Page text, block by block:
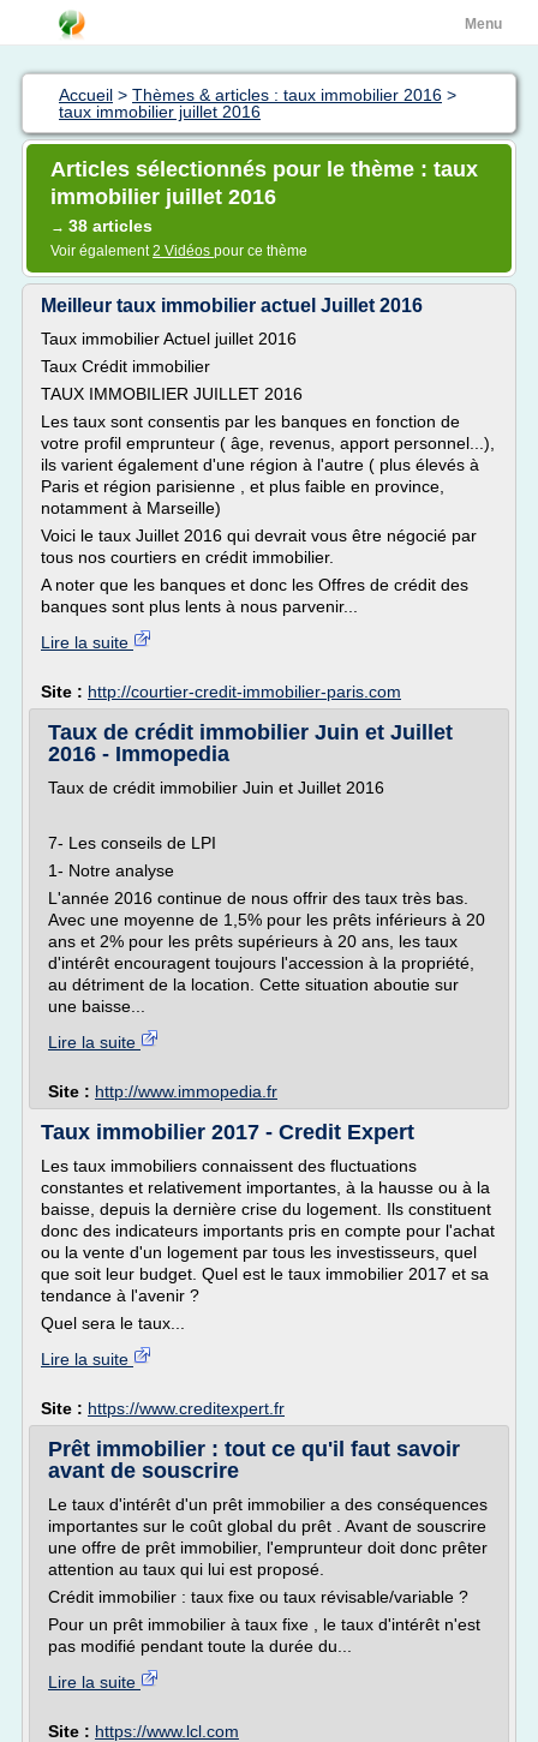
Menu
Accueil > Thèmes & articles : taux immobilier 2016 >
taux immobilier juillet 2016
Articles sélectionnés pour le thème : taux
immobilier juillet 2016
→ 38 articles
Voir également2 Vidéos pour ce thème
Meilleur taux immobilier actuel Juillet 2016
Taux immobilier Actuel juillet 2016
Taux Crédit immobilier
TAUX IMMOBILIER JUILLET 2016
Les taux sont consentis par les banques en fonction de
votre profil emprunteur ( âge, revenus, apport personnel...),
ils varient également d'une région à l'autre ( plus élevés à
Paris et région parisienne , et plus faible en province,
notamment à Marseille)
Voici le taux Juillet 2016 qui devrait vous être négocié par
tous nos courtiers en crédit immobilier.
A noter que les banques et donc les Offres de crédit des
banques sont plus lents à nous parvenir...
Lire la suite
Site : http://courtier-credit-immobilier-paris.com
Taux de crédit immobilier Juin et Juillet
2016 - Immopedia
Taux de crédit immobilier Juin et Juillet 2016
7- Les conseils de LPI
1- Notre analyse
L'année 2016 continue de nous offrir des taux très bas.
Avec une moyenne de 1,5% pour les prêts inférieurs à 20
ans et 2% pour les prêts supérieurs à 20 ans, les taux
d'intérêt encouragent toujours l'accession à la propriété,
au détriment de la location. Cette situation aboutie sur
une baisse...
Lire la suite
Site : http://www.immopedia.fr
Taux immobilier 2017 - Credit Expert
Les taux immobiliers connaissent des fluctuations
constantes et relativement importantes, à la hausse ou à la
baisse, depuis la dernière crise du logement. Ils constituent
donc des indicateurs importants pris en compte pour l'achat
ou la vente d'un logement par tous les investisseurs, quel
que soit leur budget. Quel est le taux immobilier 2017 et sa
tendance à l'avenir ?
Quel sera le taux...
Lire la suite
Site : https://www.creditexpert.fr
Prêt immobilier : tout ce qu'il faut savoir
avant de souscrire
Le taux d'intérêt d'un prêt immobilier a des conséquences
importantes sur le coût global du prêt . Avant de souscrire
une offre de prêt immobilier, l'emprunteur doit donc prêter
attention au taux qui lui est proposé.
Crédit immobilier : taux fixe ou taux révisable/variable ?
Pour un prêt immobilier à taux fixe , le taux d'intérêt n'est
pas modifié pendant toute la durée du...
Lire la suite
Site : https://www.lcl.com